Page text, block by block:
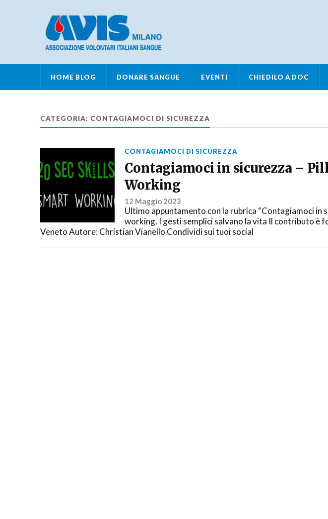
HOME BLOG DONARE SANGUE EVENTI CHIEDILO A DOC
CATEGORIA: CONTAGIAMOCI DI SICUREZZA
CONTAGIAMOCI DI SICUREZZA
Contagiamoci in sicurezza –
Working
12 Maggio 2023
Ultimo appuntamento con la rubrica “Contagiamoci in
working. I gesti semplici salvano la vita Il contributo è
Veneto Autore: Christian Vianello Condividi sui tuoi social